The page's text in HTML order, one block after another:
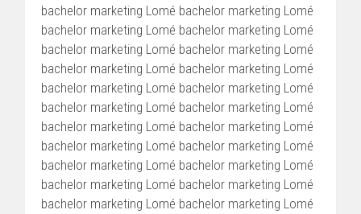
bachelor marketing Lomé bachelor marketing Lomé
bachelor marketing Lomé bachelor marketing Lomé
bachelor marketing Lomé bachelor marketing Lomé
bachelor marketing Lomé bachelor marketing Lomé
bachelor marketing Lomé bachelor marketing Lomé
bachelor marketing Lomé bachelor marketing Lomé
bachelor marketing Lomé bachelor marketing Lomé
bachelor marketing Lomé bachelor marketing Lomé
bachelor marketing Lomé bachelor marketing Lomé
bachelor marketing Lomé bachelor marketing Lomé
bachelor marketing Lomé bachelor marketing Lomé